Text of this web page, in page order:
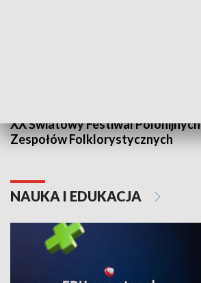
XX Światowy Festiwal Polonijnych
Zespołów Folklorystycznych
NAUKA I EDUKACJA